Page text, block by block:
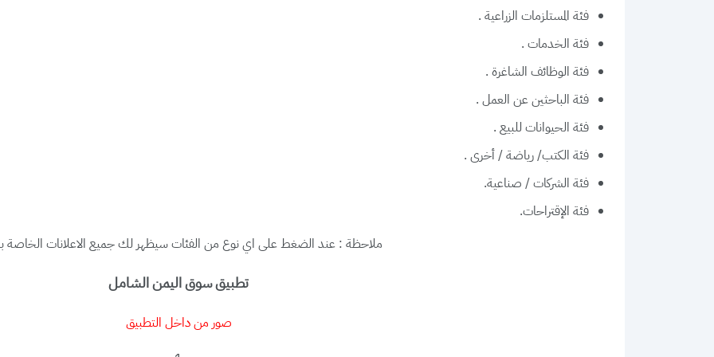
فئة المستلزمات الزراعية .
فئة الخدمات .
فئة الوظائف الشاغرة .
فئة الباحثين عن العمل .
فئة الحيوانات للبيع .
فئة الكتب/ رياضة / أخرى .
فئة الشركات / صناعية.
فئة الإقتراحات.
ملاحظة : عند الضغط على اي نوع من الفئات سيظهر لك جميع الاعلانات الخاصة
تطبيق سوق اليمن الشامل
صور من داخل التطبيق